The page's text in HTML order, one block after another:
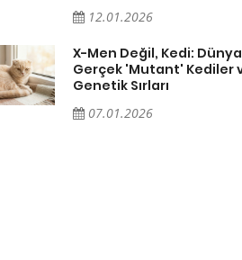
12.01.2026
X-Men Değil, Kedi:
Gerçek 'Mutant' Kediler
Genetik Sırları
07.01.2026